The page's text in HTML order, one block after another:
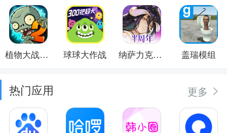
植物大战僵尸2 球球大作战 纳萨力克之王 盖瑞模组
热门应用 更多